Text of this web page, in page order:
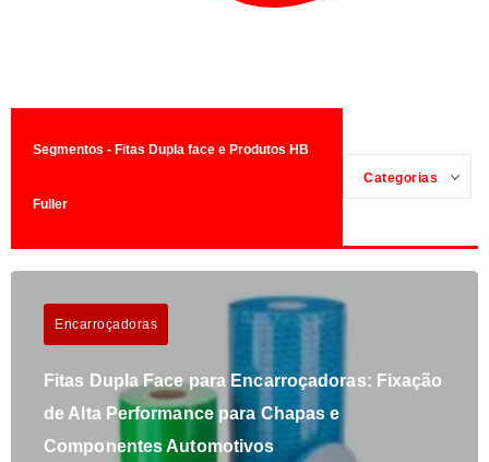
Segmentos - Fitas Dupla face e Produtos HB
Fuller
Categorias
Encarroçadoras
Fitas Dupla Face para Encarroçadoras: Fixação
de Alta Performance para Chapas e
Componentes Automotivos